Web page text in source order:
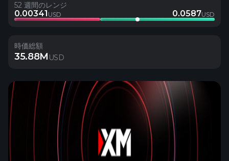
52 週間のレンジ
0.00341 USD 0.0587USD
時価総額
35.88M USD